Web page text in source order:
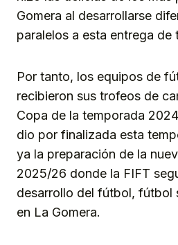
Gomera al desarrollarse
paralelos a esta entrega de
Por tanto, los equipos de
recibieron sus trofeos de
Copa de la temporada
dio por finalizada esta
ya la preparación de la
2025/26 donde la FIFT
desarrollo del fútbol, fútbol
en La Gomera.